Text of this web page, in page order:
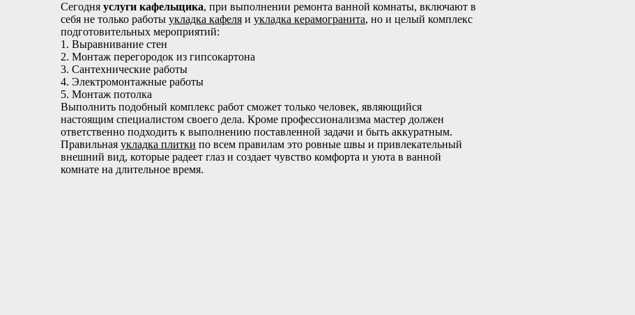
Сегодня услуги кафельщика, при выполнении ремонта ванной комнаты, включают в
себя не только работы укладка кафеля и укладка керамогранита, но и целый комплекс
подготовительных мероприятий:
1. Выравнивание стен
2. Монтаж перегородок из гипсокартона
3. Сантехнические работы
4. Электромонтажные работы
5. Монтаж потолка
Выполнить подобный комплекс работ сможет только человек, являющийся
настоящим специалистом своего дела. Кроме профессионализма мастер должен
ответственно подходить к выполнению поставленной задачи и быть аккуратным.
Правильная укладка плитки по всем правилам это ровные швы и привлекательный
внешний вид, которые радеет глаз и создает чувство комфорта и уюта в ванной
комнате на длительное время.